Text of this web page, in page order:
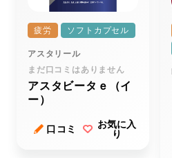
疲労 ソフトカプセル
アスタリール
まだ口コミはありません
アスタビータｅ（イ
ー）
口コミ
お気に入
り